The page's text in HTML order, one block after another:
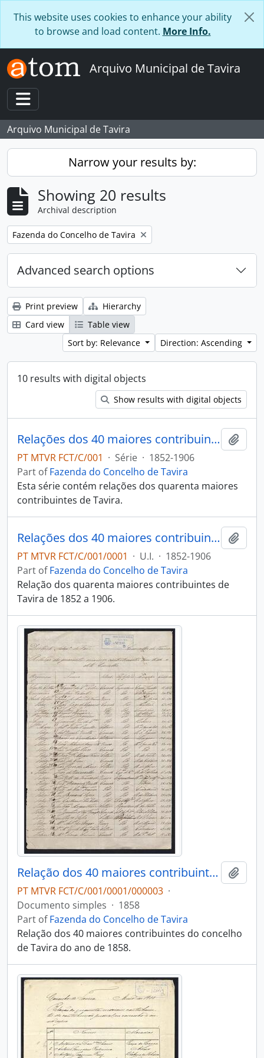
This website uses cookies to enhance your ability
to browse and load content. More Info.
Arquivo Municipal de Tavira
Toggle navigation
Arquivo Municipal de Tavira
Narrow your results by:
Showing 20 results
Archival description
Remove filter:
Fazenda do Concelho de Tavira
Advanced search options
Print preview
Hierarchy
Card view
Table view
Sort by: Relevance
Direction: Ascending
10 results with digital objects
Show results with digital objects
Relações dos 40 maiores contribuintes
PT MTVR FCT/C/001 · Série · 1852-1906
Part ofFazenda do Concelho de Tavira
Esta série contém relações dos quarenta maiores
contribuintes de Tavira.
Relações dos 40 maiores contribuintes
PT MTVR FCT/C/001/0001 · U.I. · 1852-1906
Part ofFazenda do Concelho de Tavira
Relação dos quarenta maiores contribuintes de
Tavira de 1852 a 1906.
Relação dos 40 maiores contribuintes
PT MTVR FCT/C/001/0001/000003 ·
Documento simples · 1858
Part ofFazenda do Concelho de Tavira
Relação dos 40 maiores contribuintes do concelho
de Tavira do ano de 1858.